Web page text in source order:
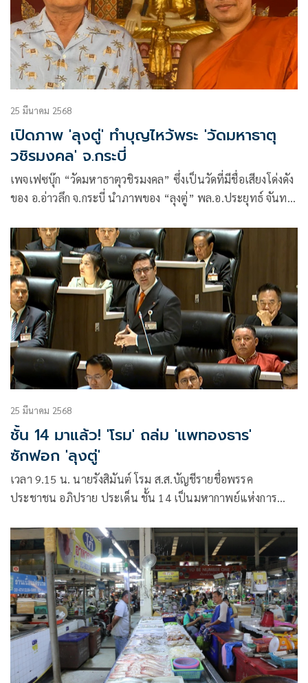
25 มีนาคม 2568
เปิดภาพ 'ลุงตู่' ทำบุญไหว้พระ 'วัดมหาธาตุ
วชิรมงคล' จ.กระบี่
เพจเฟซบุ๊ก “วัดมหาธาตุวชิรมงคล” ซึ่งเป็นวัดที่มีชื่อเสียงโด่งดัง
ของ อ.อ่าวลึก จ.กระบี่ นำภาพของ “ลุงตู่” พล.อ.ประยุทธ์ จันทร์
25 มีนาคม 2568
ชั้น 14 มาแล้ว! 'โรม' ถล่ม 'แพทองธาร'
ซักฟอก 'ลุงตู่'
เวลา 9.15 น. นายรังสิมันต์ โรม ส.ส.บัญชีรายชื่อพรรค
ประชาชน อภิปราย ประเด็น ชั้น 14 เป็นมหากาพย์แห่งการ